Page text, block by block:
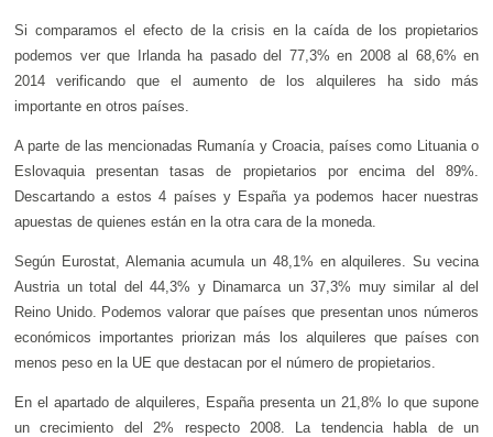
Si comparamos el efecto de la crisis en la caída de los propietarios
podemos ver que Irlanda ha pasado del 77,3% en 2008 al 68,6% en
2014 verificando que el aumento de los alquileres ha sido más
importante en otros países.
A parte de las mencionadas Rumanía y Croacia, países como Lituania o
Eslovaquia presentan tasas de propietarios por encima del 89%.
Descartando a estos 4 países y España ya podemos hacer nuestras
apuestas de quienes están en la otra cara de la moneda.
Según Eurostat, Alemania acumula un 48,1% en alquileres. Su vecina
Austria un total del 44,3% y Dinamarca un 37,3% muy similar al del
Reino Unido. Podemos valorar que países que presentan unos números
económicos importantes priorizan más los alquileres que países con
menos peso en la UE que destacan por el número de propietarios.
En el apartado de alquileres, España presenta un 21,8% lo que supone
un crecimiento del 2% respecto 2008. La tendencia habla de un